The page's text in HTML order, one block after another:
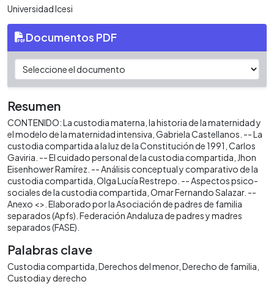
Universidad Icesi
Documentos PDF
Resumen
CONTENIDO: La custodia materna, la historia de la maternidad y
el modelo de la maternidad intensiva, Gabriela Castellanos. -- La
custodia compartida a la luz de la Constitución de 1991, Carlos
Gaviria. -- El cuidado personal de la custodia compartida, Jhon
Eisenhower Ramírez. -- Análisis conceptual y comparativo de la
custodia compartida, Olga Lucía Restrepo. -- Aspectos psico-
sociales de la custodia compartida, Omar Fernando Salazar. --
Anexo <>. Elaborado por la Asociación de padres de familia
separados (Apfs). Federación Andaluza de padres y madres
separados (FASE).
Palabras clave
Custodia compartida Derechos del menor Derecho de familia
Custodia y derecho